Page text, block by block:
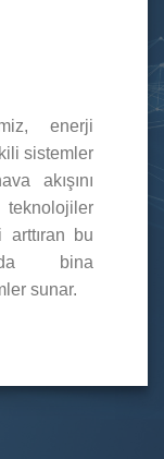
enerji
sistemler
akışını
arttıran bu
bina
sunar.